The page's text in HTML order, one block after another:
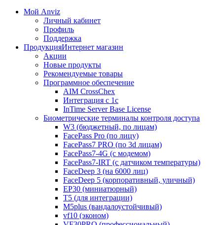
Мой Anviz
Личный кабинет
Профиль
Поддержка
ПродукцияИнтернет магазин
Акции
Новые продукты
Рекомендуемые товары
Программное обеспечение
AIM CrossChex
Интеграция с 1с
InTime Server Base License
Биометрические терминалы контроля доступа
W3 (бюджетный, по лицам)
FacePass Pro (по лицу)
FacePass7 PRO (по 3d лицам)
FacePass7-4G (с модемом)
FacePass7-IRT (с датчиком температуры)
FaceDeep 3 (на 6000 лиц)
FaceDeep 5 (корпоративный, уличный)
EP30 (миниатюрный)
T5 (для интеграции)
M5plus (вандалоустойчивый)
vf10 (эконом)